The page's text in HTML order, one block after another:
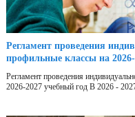
Регламент проведения
профильные классы на
Регламент проведения
2026-2027 учебный год В 2026 -